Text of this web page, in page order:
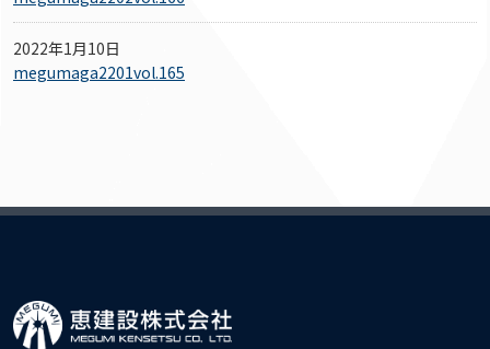
2022年1月10日
megumaga2201vol.165